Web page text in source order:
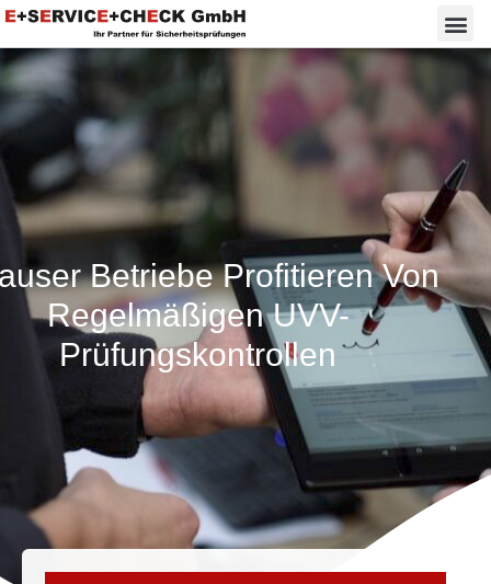
Betriebe Profitieren Von
Regelmäßigen UVV-
Prüfungskontrollen